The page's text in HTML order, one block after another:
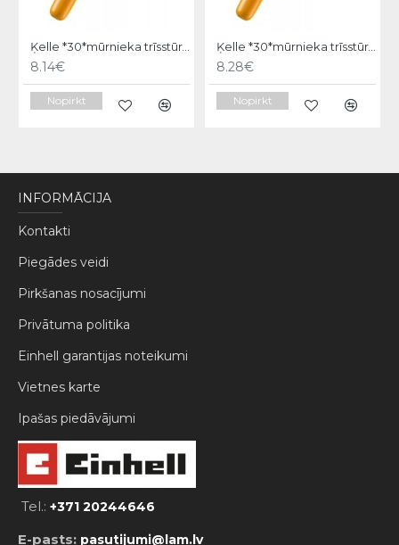
Ķelle *30*mūrnieka trīsstūra 18cm, Hardy
8.14€
Nopirkt
Ķelle *30*mūrnieka trīsstūra 20cm, Hardy
8.28€
Nopirkt
INFORMĀCIJA
Kontakti
Piegādes veidi
Pirkšanas nosacījumi
Privātuma politika
Einhell garantijas noteikumi
Vietnes karte
Ipašas piedāvājumi
Tel.: +371 20244646
E-pasts: pasutijumi@lam.lv